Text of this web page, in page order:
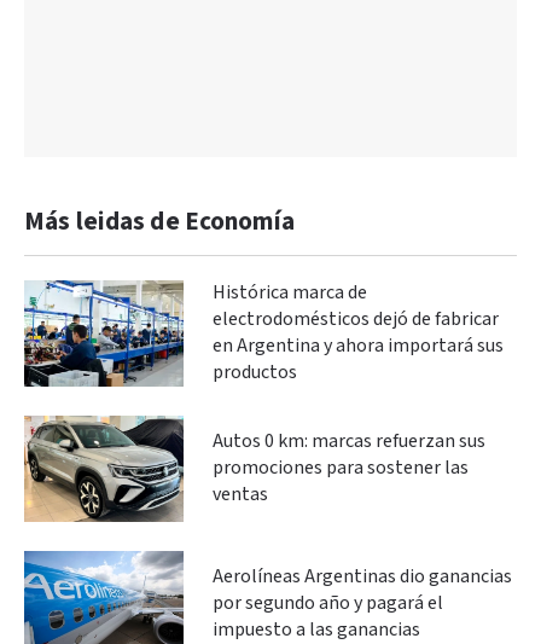
Más leidas de Economía
Histórica marca de
electrodomésticos dejó de fabricar
en Argentina y ahora importará sus
productos
Autos 0 km: marcas refuerzan sus
promociones para sostener las
ventas
Aerolíneas Argentinas dio ganancias
por segundo año y pagará el
impuesto a las ganancias